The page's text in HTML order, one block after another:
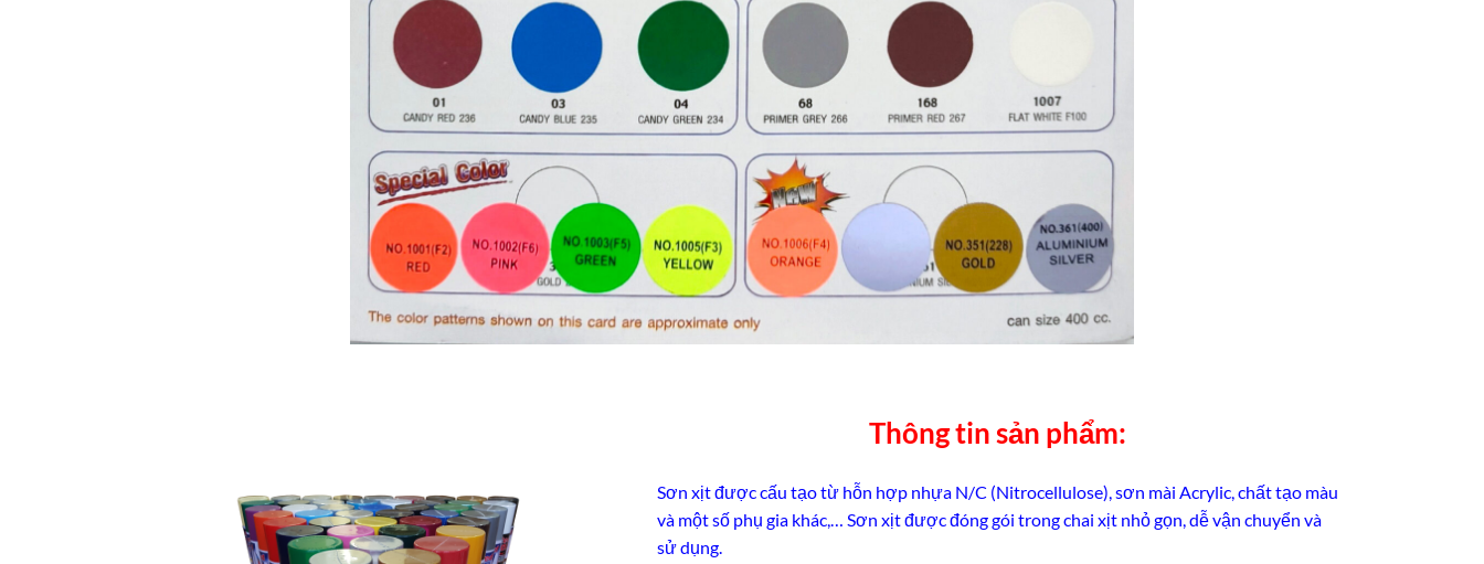
Thông tin sản phẩm:
Sơn xịt được cấu tạo từ hỗn hợp nhựa N/C (Nitrocellulose), sơn mài Acrylic, chất tạo màu
và một số phụ gia khác,… Sơn xịt được đóng gói trong chai xịt nhỏ gọn, dễ vận chuyển và
sử dụng.